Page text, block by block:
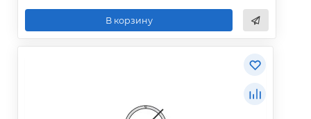
В корзину